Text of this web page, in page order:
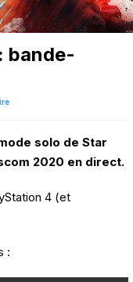
bande-
solo de Star
2020 en direct.
4 (et
: